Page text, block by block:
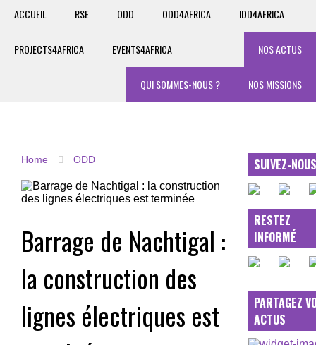
ACCUEIL RSE ODD ODD4AFRICA IDD4AFRICA
PROJECTS4AFRICA EVENTS4AFRICA NOS ACTUS
NOS MISSIONS
QUI SOMMES-NOUS ?
Home ODD
Barrage de Nachtigal :
la construction des
lignes électriques est
SUIVEZ-
RESTEZ
INFORMÉ
PARTAGEZ
ACTUS